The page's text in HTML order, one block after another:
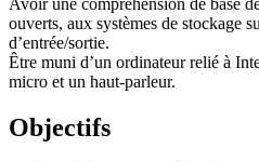
Avoir une compréhension de base
ouverts, aux systèmes de stockage
d’entrée/sortie.
Être muni d’un ordinateur relié à
micro et un haut-parleur.
Objectifs